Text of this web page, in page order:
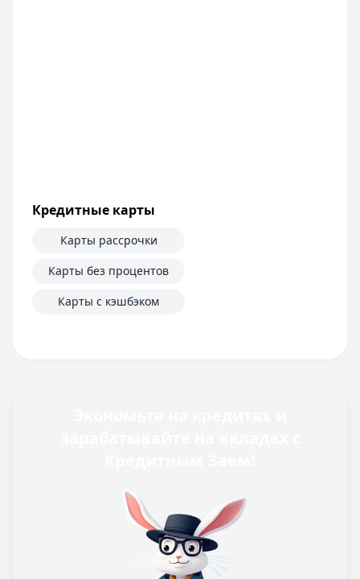
Кредитные карты
Карты рассрочки
Карты без процентов
Карты с кэшбэком